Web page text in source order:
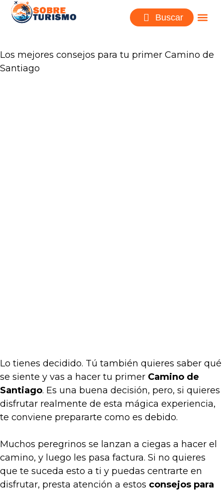
Buscar
Los mejores consejos para tu primer Camino de
Santiago
Lo tienes decidido. Tú también quieres saber qué
se siente y vas a hacer tu primer Camino de
Santiago. Es una buena decisión, pero, si quieres
disfrutar realmente de esta mágica experiencia,
te conviene prepararte como es debido.
Muchos peregrinos se lanzan a ciegas a hacer el
camino, y luego les pasa factura. Si no quieres
que te suceda esto a ti y puedas centrarte en
disfrutar, presta atención a estos consejos para